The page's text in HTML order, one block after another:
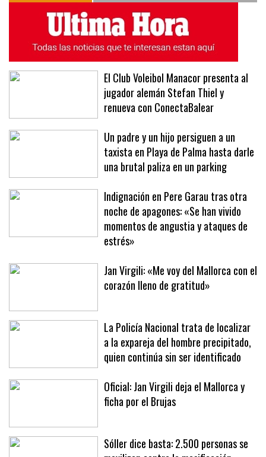
ÚLTIMAS NOTICIAS MÁS LEÍDAS
El Club Voleibol Manacor presenta al
jugador alemán Stefan Thiel y
renueva con ConectaBalear
Un padre y un hijo persiguen a un
taxista en Playa de Palma hasta darle
una brutal paliza en un parking
Indignación en Pere Garau tras otra
noche de apagones: «Se han vivido
momentos de angustia y ataques de
estrés»
Jan Virgili: «Me voy del Mallorca con el
La Policía Nacional trata de localizar
a la expareja del hombre precipitado,
quien continúa sin ser identificado
Oficial: Jan Virgili deja el Mallorca y